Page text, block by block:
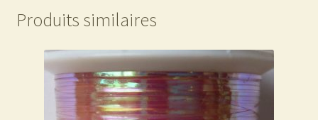
Produits similaires